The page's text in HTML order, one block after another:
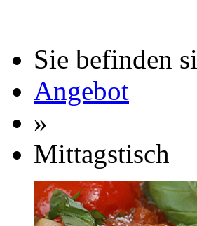
Sie befinden
Angebot
»
Mittagstisch